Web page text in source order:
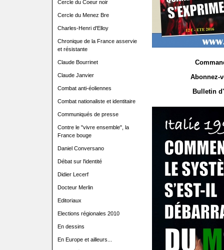
Cercle du Coeur noir
Cercle du Menez Bre
Charles-Henri d'Elloy
Chronique de la France asservie
et résistante
Claude Bourrinet
Claude Janvier
Combat anti-éoliennes
Combat nationaliste et identitaire
Communiqués de presse
Contre le "vivre ensemble", la
France bouge
Daniel Conversano
Débat sur l'identité
Didier Lecerf
Docteur Merlin
Editoriaux
Elections régionales 2010
En dessins
En Europe et ailleurs...
Abonnez-
Bulletin